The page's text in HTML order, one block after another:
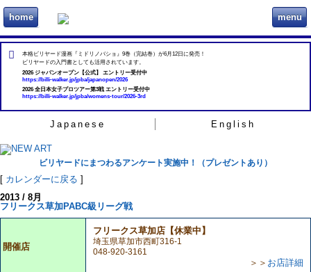
home ビリヲカ menu
本格ビリヤード漫画『ミドリノバショ』9巻（完結巻）が6月12日に発売！
ビリヤードの入門書としても活用されています。
2026 ジャパンオープン【公式】 エントリー受付中
https://billi-walker.jp/jpba/japanopen/2026
2026 全日本女子プロツアー第3戦 エントリー受付中
https://billi-walker.jp/jpba/womens-tour/2026-3rd
Japanese English
ビリヤードにまつわるアンケート実施中！（プレゼントあり）
[ カレンダーに戻る ]
2013 / 8月
フリークス草加PABC級リーグ戦
開催店
フリークス草加店【休業中】
埼玉県草加市西町316-1
048-920-3161
＞＞ お店詳細